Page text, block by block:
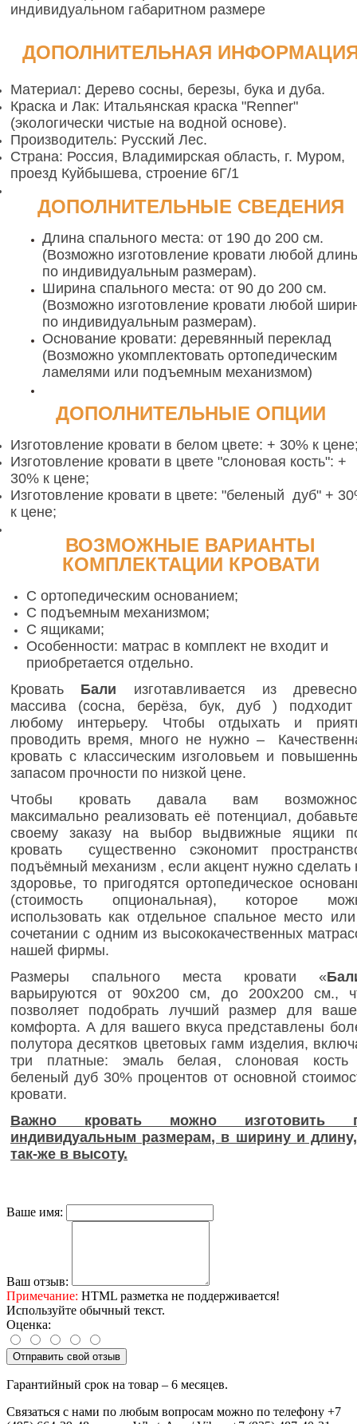
индивидуальном габаритном размере
ДОПОЛНИТЕЛЬНАЯ
Материал: Дерево сосны, березы, бука и дуба.
Краска и Лак: Итальянская краска "Renner"
(экологически чистые на водной основе).
Производитель: Русский Лес.
Страна: Россия, Владимирская область, г. Муром,
проезд Куйбышева, строение 6Г/1
ДОПОЛНИТЕЛЬНЫЕ СВЕДЕНИЯ
Длина спального места: от 190 до 200 см.
(Возможно изготовление кровати любой
по индивидуальным размерам).
Ширина спального места: от 90 до 200 см.
(Возможно изготовление кровати любой
по индивидуальным размерам).
Основание кровати: деревянный переклад
(Возможно укомплектовать ортопедическим
ламелями или подъемным механизмом)
ДОПОЛНИТЕЛЬНЫЕ ОПЦИИ
Изготовление кровати в белом цвете: + 30% к
Изготовление кровати в цвете "слоновая кость": +
30% к цене;
Изготовление кровати в цвете: "беленый дуб" +
к цене;
ВОЗМОЖНЫЕ ВАРИАНТЫ
КОМПЛЕКТАЦИИ КРОВАТИ
С ортопедическим основанием;
C подъемным механизмом;
C ящиками;
Особенности: матрас в комплект не входит и
приобретается отдельно.
Кровать Бали изготавливается из
массива (сосна, берёза, бук, дуб )
любому интерьеру. Чтобы отдыхать и
проводить время, много не нужно –
кровать с классическим изголовьем и
запасом прочности по низкой цене.
Чтобы кровать давала вам
максимально реализовать её потенциал,
своему заказу на выбор выдвижные ящики
кровать существенно сэкономит
подъёмный механизм , если акцент нужно сделать
здоровье, то пригодятся ортопедическое
(стоимость опциональная), которое
использовать как отдельное спальное место
сочетании с одним из высококачественных
нашей фирмы.
Размеры спального места кровати «
варьируются от 90х200 см, до 200х200 см.,
позволяет подобрать лучший размер для
комфорта. А для вашего вкуса представлены
полутора десятков цветовых гамм изделия,
три платные: эмаль белая, слоновая
беленый дуб 30% процентов от основной
кровати.
Важно кровать можно изготовить
индивидуальным размерам, в ширину и
так-же в высоту.
Ваше имя:
Ваш отзыв:
Примечание: HTML разметка не поддерживается!
Используйте обычный текст.
Оценка:
Отправить свой отзыв
Гарантийный срок на товар – 6 месяцев.
Связаться с нами по любым вопросам можно по телефону +7